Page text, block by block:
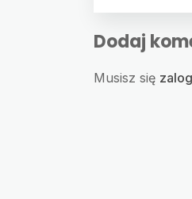
Dodaj
Musisz się